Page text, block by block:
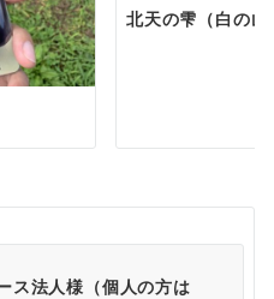
北天の雫（白の山
ス法人様（個人の方は